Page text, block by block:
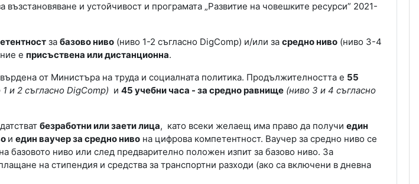
възстановяване и устойчивост и програмата „Развитие на човешките ресурси” 2021-
за базово ниво(ниво 1-2 съгласно DigComp) и/или за средно ниво(ниво 3-4
е присъствена или дистанционна.
от Министъра на труда и социалната политика. Продължителността е 55
1 и 2 съгласно DigComp) и 45 учебни часа - за средно равнище (ниво 3 и 4 съгласно
безработни или заети лица, като всеки желаещ има право да получи един
и един ваучер за средно нивона цифрова компетентност. Ваучер за средно ниво се
базовото ниво или след предварително положен изпит за базово ниво. За
на стипендия и средства за транспортни разходи (ако са включени в дневна